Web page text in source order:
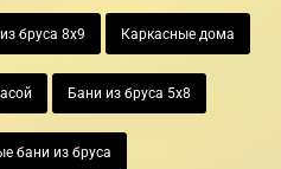
бруса 8х9 Каркасные дома
Бани из бруса 5х8
бани из бруса